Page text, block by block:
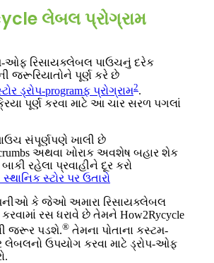
લેબલ પ્રોગ્રામ
ઓફ રિસાયક્લેબલ પાઉચનું દરેક
જરૂરિયાતોને પૂર્ણ કરે છે
ડ્રોપ-programફ પ્રોગ્રામ2.
પૂર્ણ કરવા માટે આ ચાર સરળ પગલાં
સંપૂર્ણપણે ખાલી છે
અથવા ખોરાક અવશેષ બહાર શેક
રહેલા પ્રવાહીને દૂર કરો
સ્ટોર પર ઉતારો
કે જેઓ અમારા રિસાયક્લેબલ
રસ ધરાવે છે તેમને How2Rycycle
જરૂર પડશે.® તેમના પોતાના કસ્ટમ-
લેબલનો ઉપયોગ કરવા માટે ડ્રોપ-ઓફ